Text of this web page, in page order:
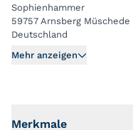
Sophienhammer
59757 Arnsberg Müschede
Deutschland
Mehr anzeigen
Merkmale